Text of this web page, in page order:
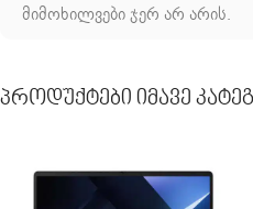
მიმოხილვები ჯერ არ არის.
Პროდუქტები Იმავე